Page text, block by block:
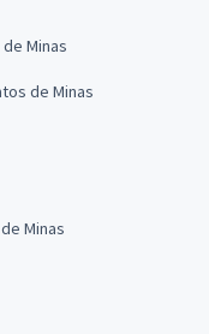
Minas
de Minas
Minas